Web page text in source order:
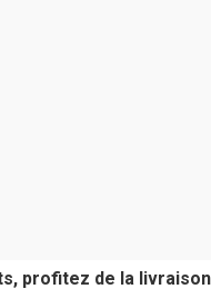
profitez de la